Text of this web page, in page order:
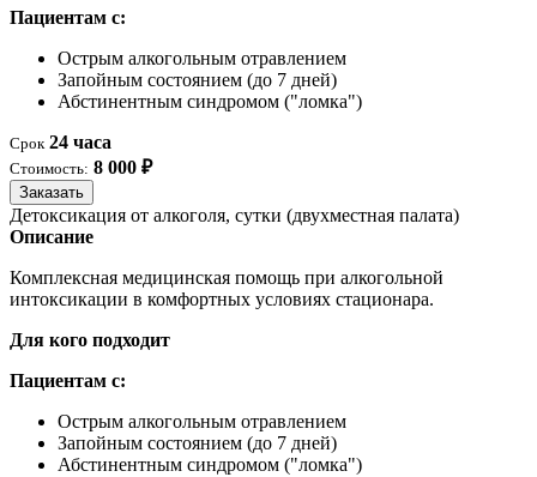
Пациентам с:
Острым алкогольным отравлением
Запойным состоянием (до 7 дней)
Абстинентным синдромом ("ломка")
Срок 24 часа
Стоимость: 8 000 ₽
Заказать
Детоксикация от алкоголя, сутки (двухместная палата)
Описание
Комплексная медицинская помощь при алкогольной
интоксикации в комфортных условиях стационара.
Для кого подходит
Пациентам с:
Острым алкогольным отравлением
Запойным состоянием (до 7 дней)
Абстинентным синдромом ("ломка")